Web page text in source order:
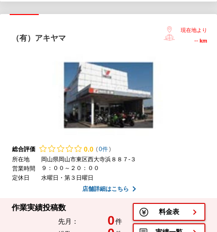
（有）アキヤマ
現在地より
-- km
総合評価 0.0 (0件)
所在地
岡山県岡山市東区西大寺浜８８７-３
営業時間
９：００～２０：００
定休日
水曜日・第３日曜日
店舗詳細はこちら
作業実績投稿数
先月： 0件
料金表